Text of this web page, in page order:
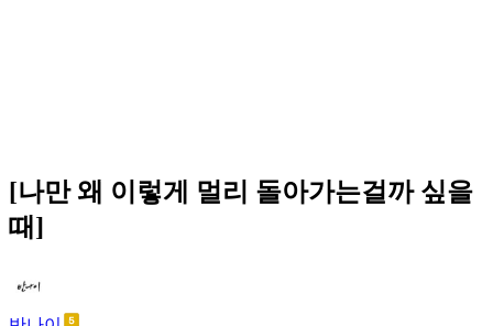
[나만 왜 이렇게 멀리 돌아가는걸까 싶을
때]